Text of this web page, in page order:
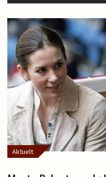
Aktuelt